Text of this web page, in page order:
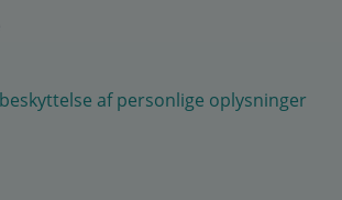
af personlige oplysninger